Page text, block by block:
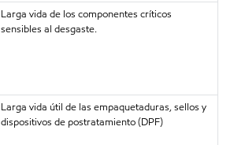
Larga vida de los componentes críticos
sensibles al desgaste.
Larga vida útil de las empaquetaduras, sellos y
dispositivos de postratamiento (DPF)